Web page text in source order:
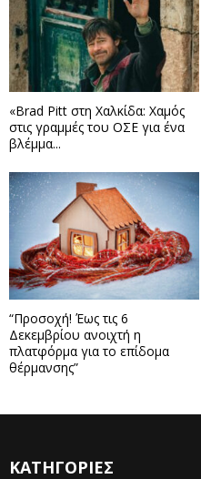
«Brad Pitt στη Χαλκίδα: Χαμός
στις γραμμές του ΟΣΕ για ένα
βλέμμα...
“Προσοχή! Έως τις 6
Δεκεμβρίου ανοιχτή η
πλατφόρμα για το επίδομα
θέρμανσης”
ΚΑΤΗΓΟΡΙΕΣ